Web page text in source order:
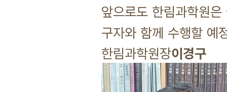
앞으로도 한림과학원
구자와 함께 수행할 예
한림과학원장이경구